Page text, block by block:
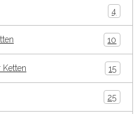
4
10
Ketten 15
25